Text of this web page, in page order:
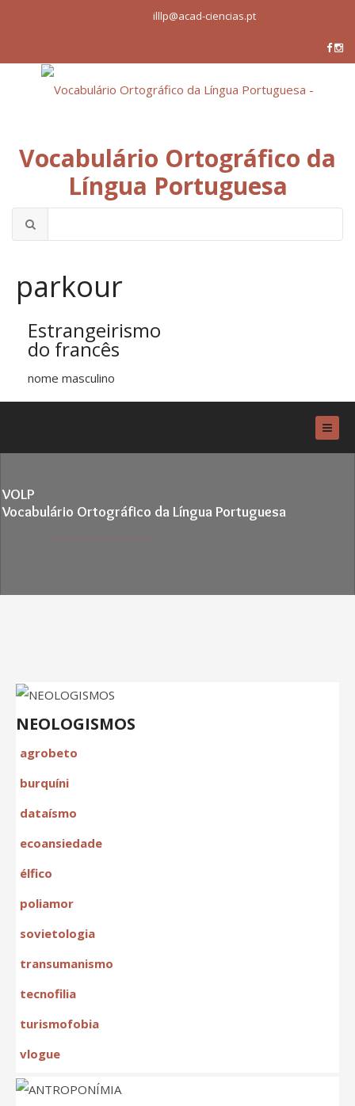
illlp@acad-ciencias.pt
Vocabulário Ortográfico da
Língua Portuguesa
parkour
Estrangeirismo
do francês
nome masculino
VOLP
Vocabulário Ortográfico da Língua Portuguesa
NEOLOGISMOS
agrobeto
burquíni
dataísmo
ecoansiedade
élfico
poliamor
sovietologia
transumanismo
tecnofilia
turismofobia
vlogue